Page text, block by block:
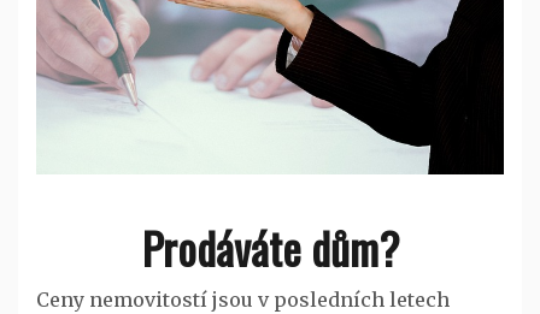
Prodáváte dům?
Ceny nemovitostí jsou v posledních letech